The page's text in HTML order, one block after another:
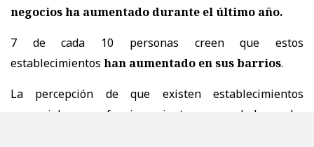
negocios ha aumentado durante el último año.
7 de cada 10 personas creen que estos
establecimientos han aumentado en sus barrios.
La percepción de que existen establecimientos
comerciales cuyo funcionamiento genera dudas se ha